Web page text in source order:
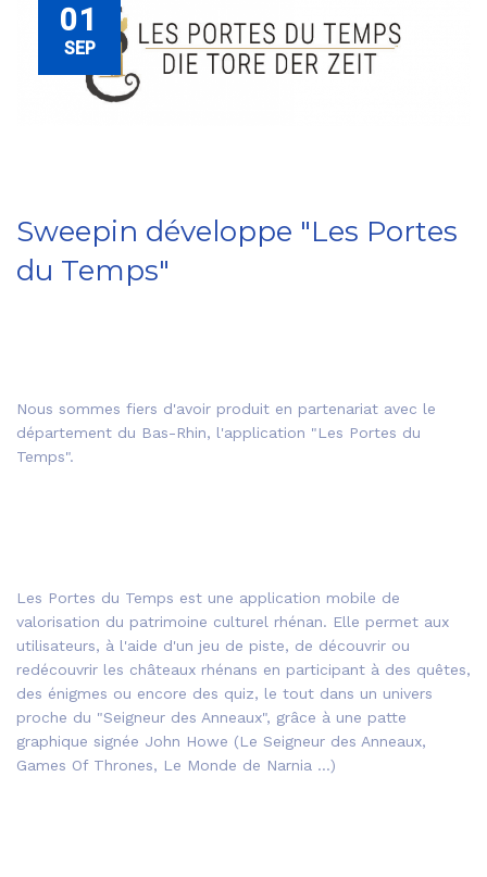
01
SEP
Sweepin développe "Les Portes
du Temps"
Nous sommes fiers d'avoir produit en partenariat avec le
département du Bas-Rhin, l'application "Les Portes du
Temps".
Les Portes du Temps est une application mobile de
valorisation du patrimoine culturel rhénan. Elle permet aux
utilisateurs, à l'aide d'un jeu de piste, de découvrir ou
redécouvrir les châteaux rhénans en participant à des quêtes,
des énigmes ou encore des quiz, le tout dans un univers
proche du "Seigneur des Anneaux", grâce à une patte
graphique signée John Howe (Le Seigneur des Anneaux,
Games Of Thrones, Le Monde de Narnia ...)